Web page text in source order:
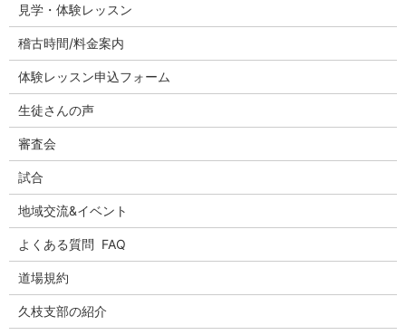
見学・体験レッスン
稽古時間/料金案内
体験レッスン申込フォーム
生徒さんの声
審査会
試合
地域交流&イベント
よくある質問 FAQ
道場規約
久枝支部の紹介